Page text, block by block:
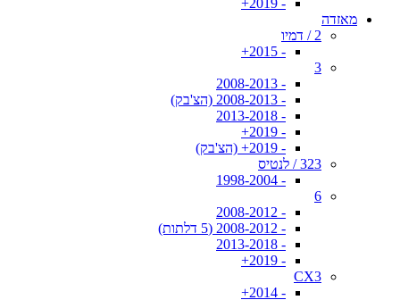
- 2019+
מאזדה
2 / דמיו
- 2015+
3
- 2008-2013
- 2008-2013 (הצ'בק)
- 2013-2018
- 2019+
- 2019+ (הצ'בק)
323 / לנטיס
- 1998-2004
6
- 2008-2012
- 2008-2012 (5 דלתות)
- 2013-2018
- 2019+
CX3
- 2014+